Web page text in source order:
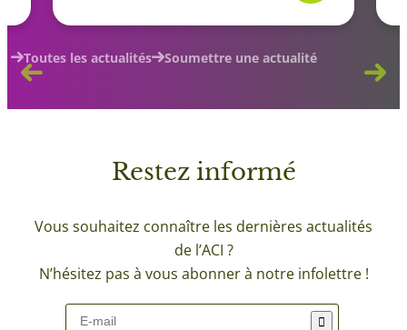
Toutes les actualités Soumettre une actualité
Restez informé
Vous souhaitez connaître les dernières actualités
de l’ACI ?
N’hésitez pas à vous abonner à notre infolettre !
